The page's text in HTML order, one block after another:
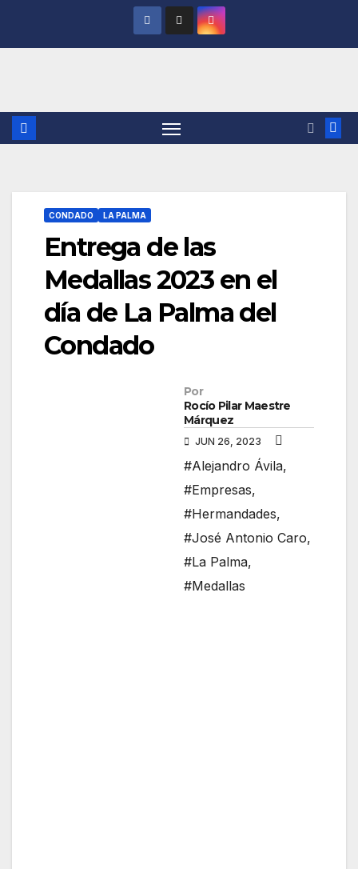
CONDADO LA PALMA
Entrega de las
Medallas 2023 en el
día de La Palma del
Condado
Por
Rocío Pilar Maestre
Márquez
JUN 26, 2023
#Alejandro Ávila,
#Empresas,
#Hermandades,
#José Antonio Caro,
#La Palma,
#Medallas